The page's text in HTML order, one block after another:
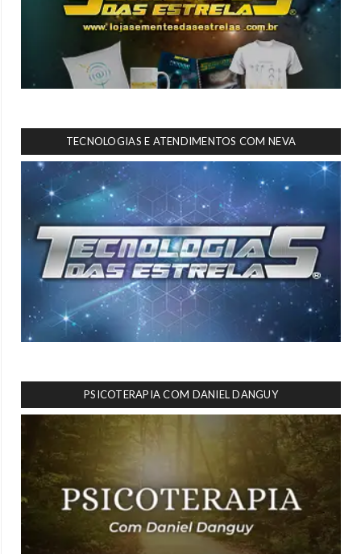
TECNOLOGIAS E ATENDIMENTOS COM NEVA
PSICOTERAPIA COM DANIEL DANGUY